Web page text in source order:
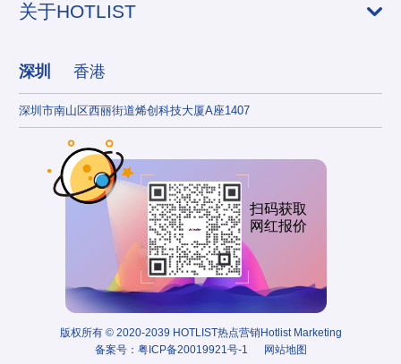
关于HOTLIST
深圳 香港
深圳市南山区西丽街道烯创科技大厦A座1407
扫码获取
网红报价
版权所有 © 2020-2039 HOTLIST热点营销Hotlist Marketing
备案号： 粤ICP备20019921号-1 网站地图